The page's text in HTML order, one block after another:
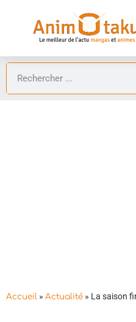
Accueil » Actualité » La saison